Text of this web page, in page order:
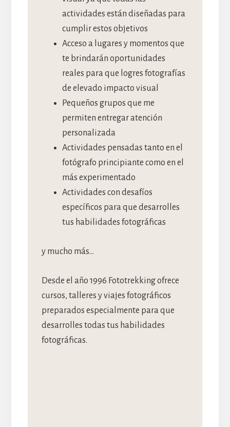
actividades están diseñadas para
cumplir estos objetivos
Acceso a lugares y momentos que
te brindarán oportunidades
reales para que logres fotografías
de elevado impacto visual
Pequeños grupos que me
permiten entregar atención
personalizada
Actividades pensadas tanto en el
fotógrafo principiante como en el
más experimentado
Actividades con desafíos
específicos para que desarrolles
tus habilidades fotográficas
y mucho más…
Desde el año 1996 Fototrekking ofrece
cursos, talleres y viajes fotográficos
preparados especialmente para que
desarrolles todas tus habilidades
fotográficas.